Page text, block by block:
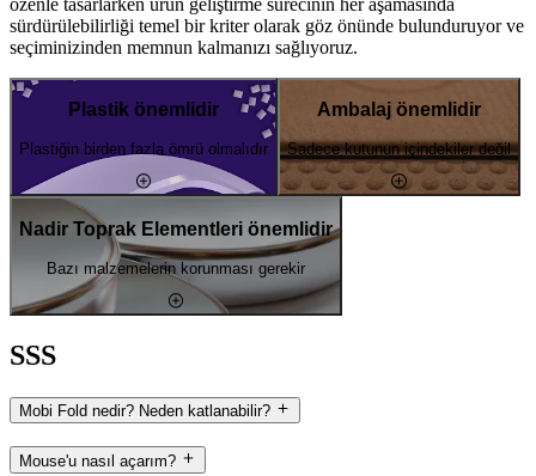
sürdürülebilirliği temel bir kriter olarak göz önünde bulunduruyor ve
seçiminizinden memnun kalmanızı sağlıyoruz.
Plastik önemlidir
Plastiğin birden fazla ömrü olmalıdır
Ambalaj önemlidir
Sadece kutunun içindekiler değil
Nadir Toprak Elementleri önemlidir
Bazı malzemelerin korunması gerekir
SSS
Mobi Fold nedir? Neden katlanabilir?
Mouse'u nasıl açarım?